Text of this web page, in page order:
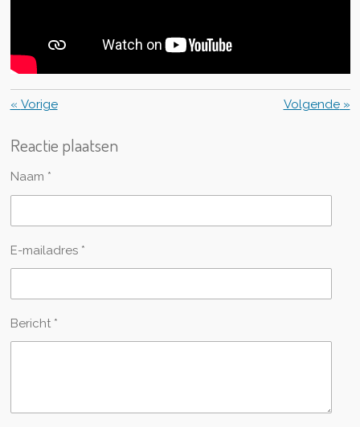
« Vorige Volgende»
Reactie plaatsen
Naam *
E-mailadres *
Bericht *